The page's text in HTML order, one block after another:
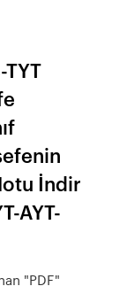
İndir
AYT-
"PDF"